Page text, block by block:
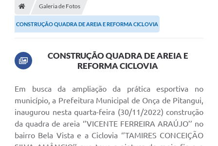
Galeria de Fotos
CONSTRUÇÃO QUADRA DE AREIA E REFORMA CICLOVIA
CONSTRUÇÃO QUADRA DE AREIA E
REFORMA CICLOVIA
Em busca da ampliação da prática esportiva no
município, a Prefeitura Municipal de Onça de Pitangui,
inaugurou nesta quarta-feira (30/11/2022) construção
da quadra de areia ‘’VICENTE FERREIRA ARAÚJO’’ no
bairro Bela Vista e a Ciclovia ‘’TAMIRES CONCEIÇÃO